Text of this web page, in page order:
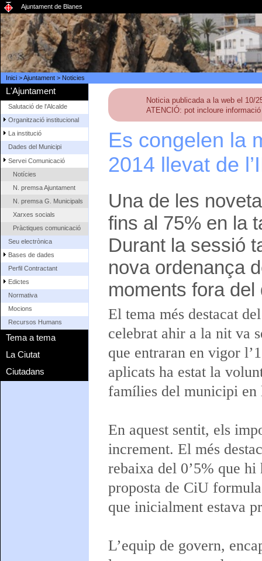
Ajuntament de Blanes
Inici>Ajuntament> Noticies
L'Ajuntament
Salutació de l'Alcalde
Organització institucional
La institució
Dades del Municipi
Servei Comunicació
Notícies
N. premsa Ajuntament
N. premsa G. Municipals
Xarxes socials
Pràctiques comunicació
Seu electrònica
Bases de dades
Perfil Contractant
Edictes
Normativa
Mocions
Recursos Humans
Tema a tema
La Ciutat
Ciutadans
Noticia publicada a la web el 10/
ATENCIÓ: pot incloure
Es congelen la
2014 llevat de
Una de les
fins al 75% en la
Durant la sessió
nova ordenança
moments fora
El tema més destacat
celebrat ahir a la nit va
que entraran en vigor
aplicats ha estat la
famílies del municipi en
En aquest sentit, els
increment. El més
rebaixa del 0’5% que
proposta de CiU
que inicialment estava
L’equip de govern,